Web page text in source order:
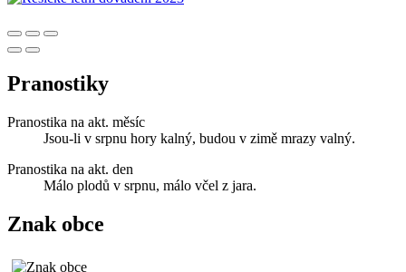
Pranostiky
Pranostika na akt. měsíc
Jsou-li v srpnu hory kalný, budou v zimě mrazy valný.
Pranostika na akt. den
Málo plodů v srpnu, málo včel z jara.
Znak obce